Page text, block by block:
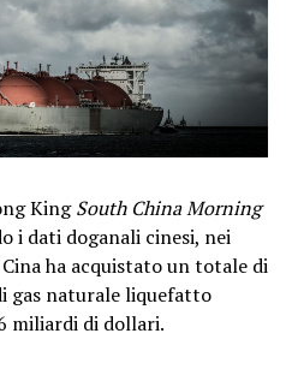
KingSouth China Morning
i dati doganali cinesi, nei
ha acquistato un totale di
gas naturale liquefatto
miliardi di dollari.